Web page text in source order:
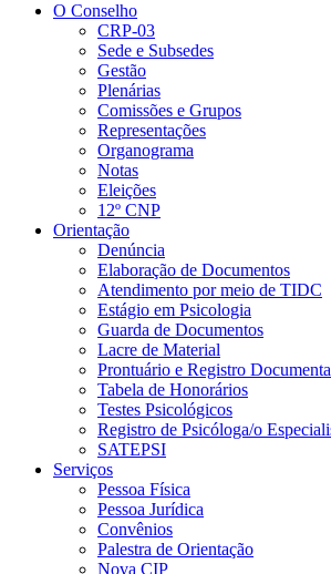
O Conselho
CRP-03
Sede e Subsedes
Gestão
Plenárias
Comissões e Grupos
Representações
Organograma
Notas
Eleições
12º CNP
Orientação
Denúncia
Elaboração de Documentos
Atendimento por meio de TIDC
Estágio em Psicologia
Guarda de Documentos
Lacre de Material
Prontuário e Registro
Tabela de Honorários
Testes Psicológicos
Registro de Psicóloga/o
SATEPSI
Serviços
Pessoa Física
Pessoa Jurídica
Convênios
Palestra de Orientação
Nova CIP